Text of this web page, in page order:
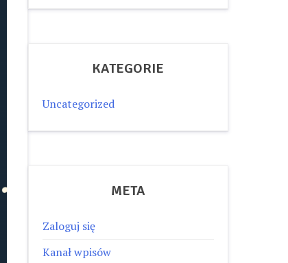
KATEGORIE
Uncategorized
META
Zaloguj się
Kanał wpisów